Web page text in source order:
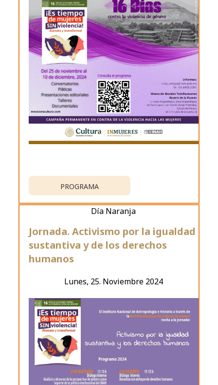
PROGRAMA
Lunes, 25. Noviembre 2024
Jornada. Activismo por la igualdad
sustantiva y de los derechos
humanos
Día Naranja